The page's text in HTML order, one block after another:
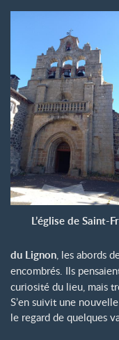
L’église de Saint-
du Lignon , les abords
encombrés. Ils
curiosité du lieu, mais
S’en suivit une
le regard de quelques